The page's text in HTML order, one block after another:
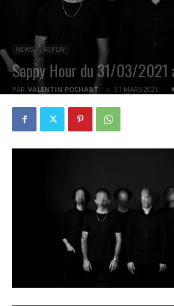
NEWS REPLAY
Sappy Hour du 31/03/2021
PAR VALENTIN POCHART 31 MARS 2021